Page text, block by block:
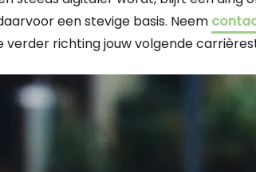
een stevige basis. Neem
verder richting jouw volgende